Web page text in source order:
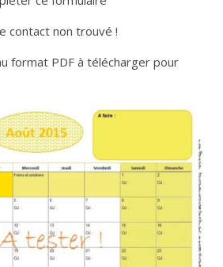
contact non trouvé !
format PDF à télécharger pour